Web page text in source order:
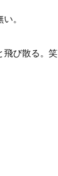
。
飛び散る。笑